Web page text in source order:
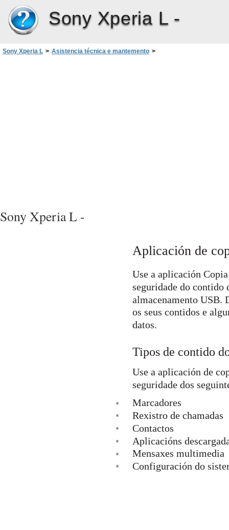
Sony Xperia L -
Sony Xperia L > Asistencia técnica e mantemento >
Sony Xperia L -
Aplicación de
Use a aplicación
seguridade do contido
almacenamento USB.
os seus contidos e
datos.
Tipos de contido
Use a aplicación de
seguridade dos
•
Marcadores
•
Rexistro de chamadas
•
Contactos
•
Aplicacións
•
Mensaxes multimedia
•
Configuración do